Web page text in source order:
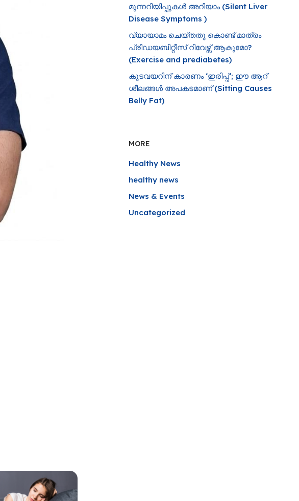
മുന്നറിയിപ്പുകൾ അറിയാം (Silent Liver
Disease Symptoms )
വ്യായാമം ചെയ്തതു കൊണ്ട് മാത്രം
പ്രീഡയബിറ്റീസ് റിവേഴ്സ് ആകുമോ?
(Exercise and prediabetes)
കുടവയറിന് കാരണം ‘ഇരിപ്പ്’; ഈ ആറ്
ശീലങ്ങൾ അപകടമാണ് (Sitting Causes
Belly Fat)
MORE
Healthy News
healthy news
News & Events
Uncategorized